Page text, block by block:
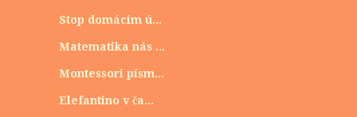
Stop domácim ú...
Matematika nás ...
Montessori písm...
Elefantino v ča...